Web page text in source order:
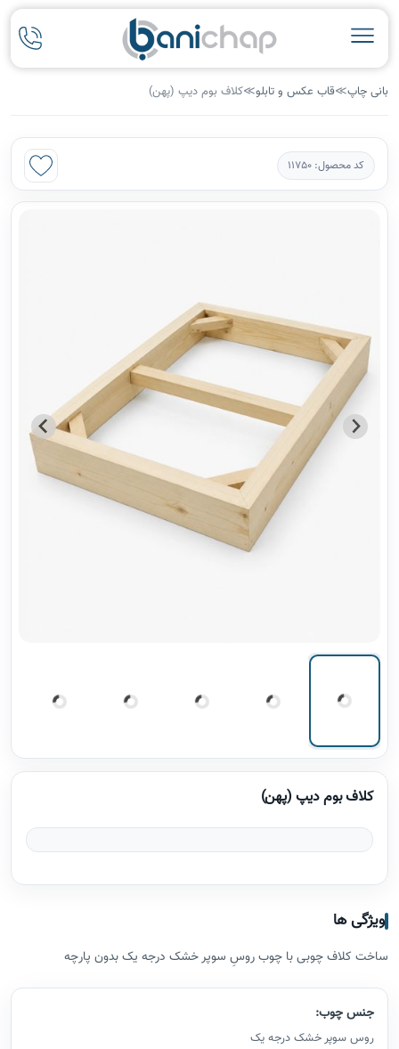
بانی چاپ≫قاب عکس و تابلو≫کلاف بوم دیپ (پهن)
کد محصول: 11750
کلاف بوم دیپ (پهن)
ویژگی ها
ساخت کلاف چوبی با چوب روسِ سوپر خشک درجه یک بدون پارچه
جنس چوب:
روس سوپر خشک درجه یک